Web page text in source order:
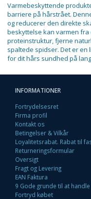
Varmebeskyttende
barriere på hårstrået.
og reducerer den direkte
beskyttelse kan varmen
proteinstruktur, fjerne
spaltede spidser. Det er
for dit hårs sundhed på
INFORMATIONER
Fortrydelsesret
Firma profil
Kontakt os
Betingelser & Vilkår
Loyalitetsrabat. Rabat til
Returneringsformular
Oversigt
Fragt og Levering
EAN Faktura
9 Gode grunde til at
Fortryd købet